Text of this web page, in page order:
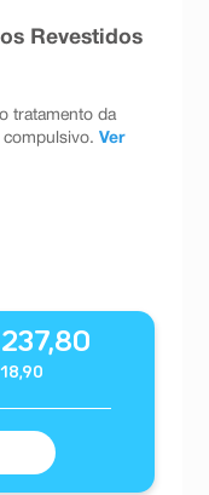
Revestidos
tratamento da
Ver
237,80
,90